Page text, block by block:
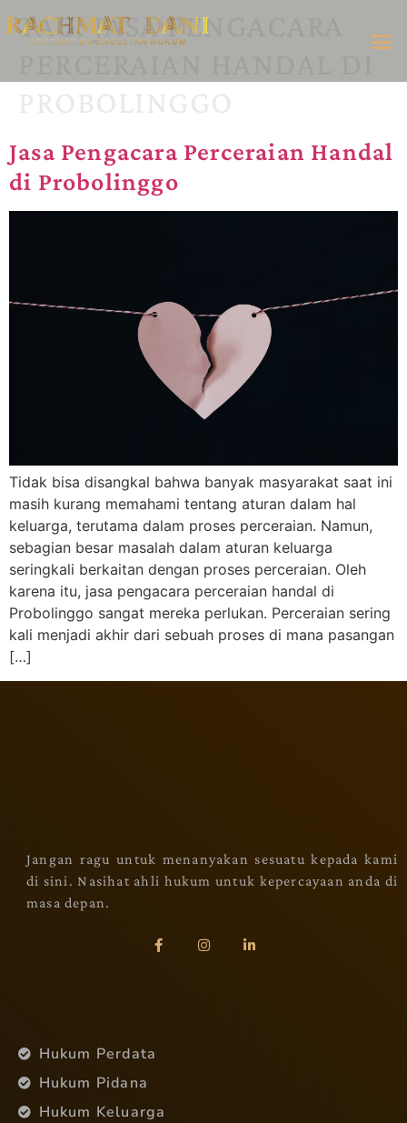
TAG:JASA PENGACARA
Jasa Pengacara Perceraian Handal
di Probolinggo
Tidak bisa disangkal bahwa banyak masyarakat saat ini
masih kurang memahami tentang aturan dalam hal
keluarga, terutama dalam proses perceraian. Namun,
sebagian besar masalah dalam aturan keluarga
seringkali berkaitan dengan proses perceraian. Oleh
karena itu, jasa pengacara perceraian handal di
Probolinggo sangat mereka perlukan. Perceraian sering
kali menjadi akhir dari sebuah proses di mana pasangan
[…]
Jangan ragu untuk menanyakan sesuatu kepada kami
di sini. Nasihat ahli hukum untuk kepercayaan anda di
masa depan.
Hukum Perdata
Hukum Pidana
Hukum Keluarga